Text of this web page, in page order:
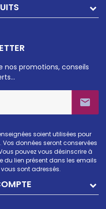
nos promotions, conseils

soient utilisées pour
données seront conservées
pouvez vous désinscrire à
du lien présent dans les emails
sont adressés.